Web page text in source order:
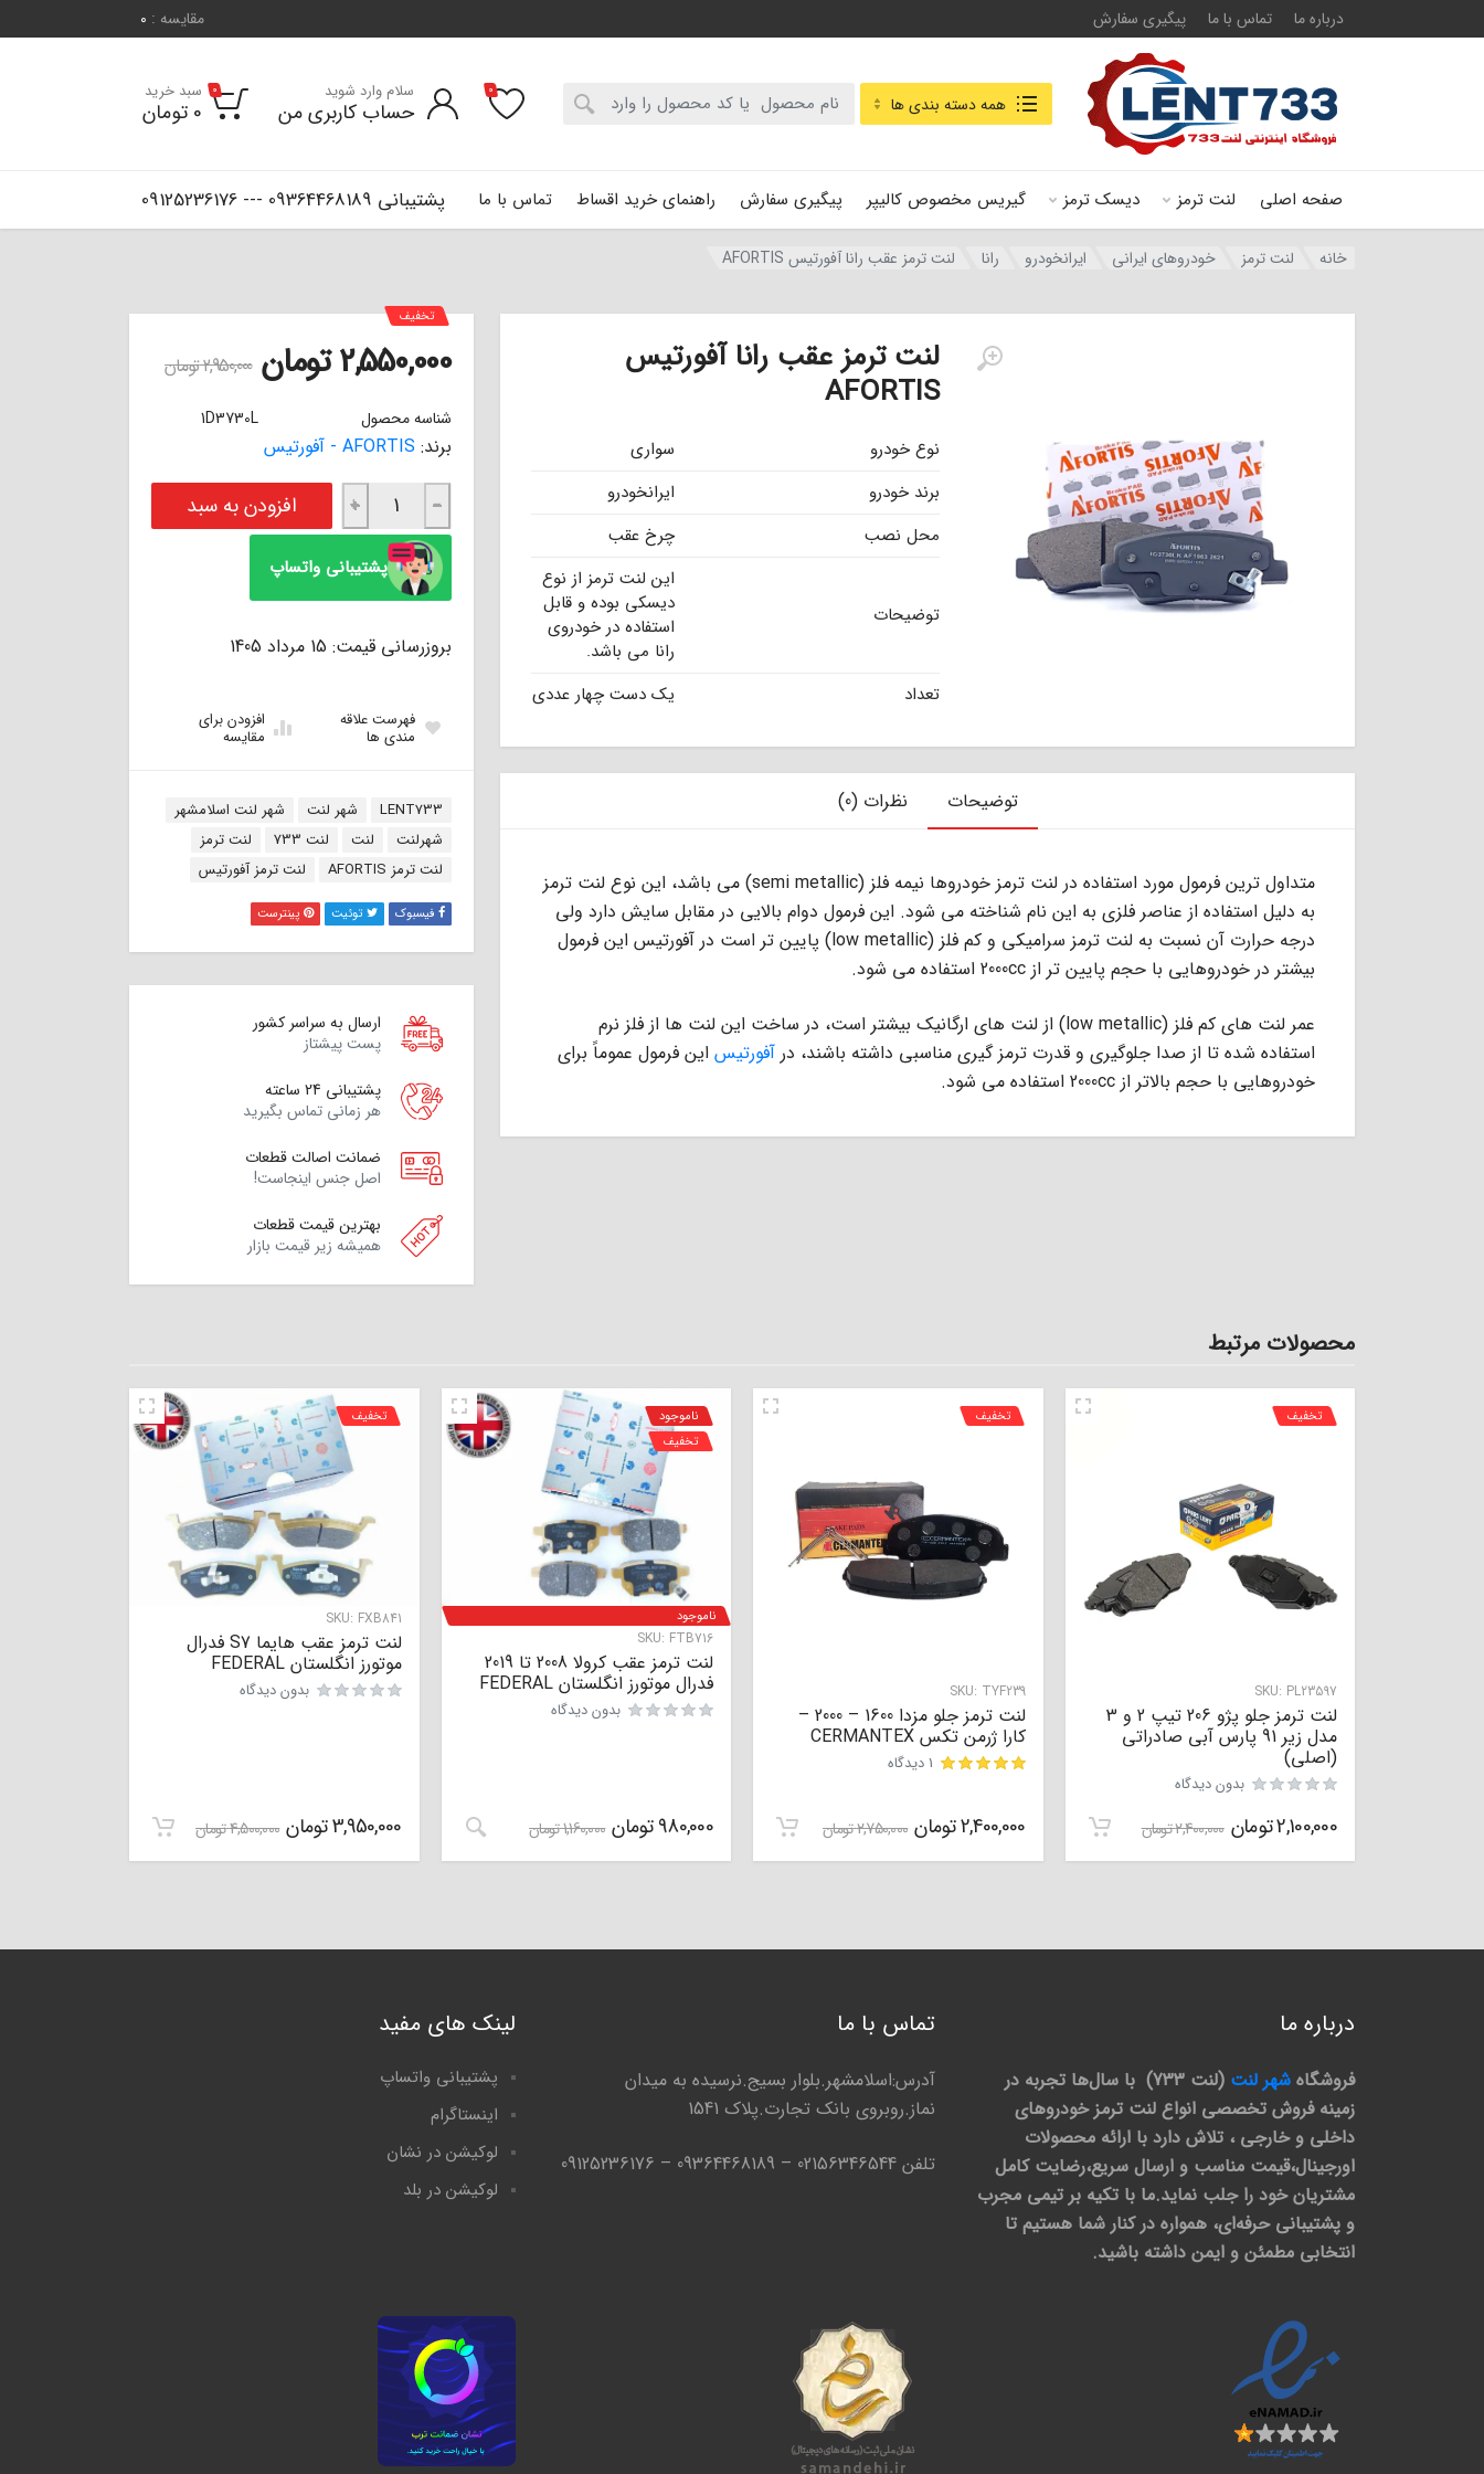
درباره ما تماس با ما پیگیری سفارش مقایسه : 0
صفحه اصلی لنت ترمز دیسک ترمز گیریس مخصوص کالیپر پیگیری سفارش راهنمای خرید اقساط تماس با ما پشتیبانی 09364468189 --- 09125236176
جستجو در:همه دسته بندی ها
0 سلام وارد شوید
حساب کاربری من
0 سبد خرید
0 تومان
خانه لنت ترمز خودروهای ایرانی ایرانخودرو رانا لنت ترمز عقب رانا آفورتیس AFORTIS
لنت ترمز عقب رانا آفورتیس
AFORTIS
نوع خودرو
سواری
برند خودرو
ایرانخودرو
محل نصب
چرخ عقب
توضیحات
این لنت ترمز از نوع
دیسکی بوده و قابل
استفاده در خودروی
رانا می باشد.
تعداد
یک دست چهار عددی
تخفیف
2,550,000تومان 2,950,000تومان
شناسه محصول 1D3730L
برند: AFORTIS - آفورتیس
لنت ترمز عقب رانا آفورتیس AFORTIS عدد
−
+ افزودن به سبد
پشتیبانی واتساپ
بروزرسانی قیمت: 15 مرداد 1405
فهرست علاقه
مندی ها
افزودن برای
مقایسه
برچسب:
LENT733 شهر لنت
شهر لنت اسلامشهر
شهرلنت
لنت لنت 733
لنت ترمز
لنت ترمز AFORTIS
لنت ترمز آفورتیس
فیسبوک توئیت پینترست
ارسال به سراسر کشور
پست پیشتاز
پشتیبانی 24 ساعته
هر زمانی تماس بگیرید
ضمانت اصالت قطعات
اصل جنس اینجاست!
بهترین قیمت قطعات
همیشه زیر قیمت بازار
توضیحات نظرات (0)
ﻣﺘﺪاول ﺗﺮﯾﻦ ﻓﺮﻣﻮل ﻣﻮرد اﺳﺘﻔﺎده در ﻟﻨﺖ ﺗﺮﻣﺰ ﺧﻮدروﻫﺎ ﻧﯿﻤﻪ ﻓﻠﺰ (semi metallic) ﻣﻰ ﺑﺎﺷﺪ، اﯾﻦ ﻧﻮع ﻟﻨﺖ ﺗﺮﻣﺰ
ﺑﻪ دﻟﯿﻞ اﺳﺘﻔﺎده از ﻋﻨﺎﺻﺮ ﻓﻠﺰى ﺑﻪ اﯾﻦ ﻧﺎم ﺷﻨﺎﺧﺘﻪ ﻣﻰ ﺷﻮد. اﯾﻦ ﻓﺮﻣﻮل دوام ﺑﺎﻻﯾﻰ در ﻣﻘﺎﺑﻞ ﺳﺎﯾﺶ دارد وﻟﻰ
درﺟﻪ ﺣﺮارت آن ﻧﺴﺒﺖ ﺑﻪ ﻟﻨﺖ ﺗﺮﻣﺰ ﺳﺮاﻣﯿﮑﻰ و ﮐﻢ ﻓﻠﺰ (low metallic) ﭘﺎﯾﯿﻦ ﺗﺮ اﺳﺖ در آﻓﻮرﺗﯿﺲ اﯾﻦ ﻓﺮﻣﻮل
ﺑﯿﺸﺘﺮ در ﺧﻮدروﻫﺎﯾﻰ ﺑﺎ ﺣﺠﻢ ﭘﺎﯾﯿﻦ ﺗﺮ از 2000cc اﺳﺘﻔﺎده ﻣﻰ ﺷﻮد.
عمر ﻟﻨﺖ ﻫﺎى ﮐﻢ ﻓﻠﺰ (low metallic) از ﻟﻨﺖ ﻫﺎى ارﮔﺎﻧﯿﮏ ﺑﯿﺸﺘﺮ اﺳﺖ، در ﺳﺎﺧﺖ اﯾﻦ ﻟﻨﺖ ﻫﺎ از ﻓﻠﺰ ﻧﺮم
اﺳﺘﻔﺎده ﺷﺪه ﺗﺎ از ﺻﺪا ﺟﻠﻮﮔﯿﺮى و ﻗﺪرت ﺗﺮﻣﺰ ﮔﯿﺮى ﻣﻨﺎﺳﺒﻰ داﺷﺘﻪ ﺑﺎﺷﻨﺪ، در آﻓﻮرﺗﯿﺲ اﯾﻦ ﻓﺮﻣﻮل ﻋﻤﻮﻣﺎً ﺑﺮاى
ﺧﻮدروﻫﺎﯾﻰ ﺑﺎ ﺣﺠﻢ ﺑﺎﻻﺗﺮ از 2000cc اﺳﺘﻔﺎده ﻣﻰ ﺷﻮد.
محصولات مرتبط
SKU: PL23597
تخفیف
لنت ترمز جلو پژو 206 تیپ 2 و 3
مدل زیر 91 پارس آبی صادراتی
(اصلی)
بدون دیدگاه
2,100,000تومان 2,400,000تومان
SKU: TYF239
تخفیف
لنت ترمز جلو مزدا 1600 – 2000 –
کارا ژرمن تکس CERMANTEX
1 دیدگاه
2,400,000تومان 2,750,000تومان
ناموجود
SKU: FTB716
ناموجود
تخفیف
لنت ترمز عقب کرولا 2008 تا 2019
فدرال موتورز انگلستان FEDERAL
بدون دیدگاه
980,000تومان 1,160,000تومان
SKU: FXB841
تخفیف
لنت ترمز عقب هایما S7 فدرال
موتورز انگلستان FEDERAL
بدون دیدگاه
3,950,000تومان 4,500,000تومان
درباره ما
فروشگاه شهر لنت
(لنت 733) با سال‌ها تجربه در
زمینه فروش تخصصی انواع لنت ترمز خودروهای
داخلی و خارجی ، تلاش دارد با ارائه محصولات
اورجینال،قیمت مناسب و ارسال سریع،رضایت کامل
مشتریان خود را جلب نماید.ما با تکیه بر تیمی مجرب
و پشتیبانی حرفه‌ای، همواره در کنار شما هستیم تا
انتخابی مطمئن و ایمن داشته باشید.
تماس با ما
آدرس:اسلامشهر.بلوار بسیج.نرسیده به میدان
نماز.روبروی بانک تجارت.پلاک 1541
تلفن 02156346544 – 09364468189 – 09125236176
لینک های مفید
پشتیبانی واتساپ
اینستاگرام
لوکیشن در نشان
لوکیشن در بلد